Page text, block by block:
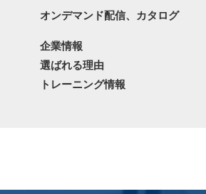
オンデマンド配信、カタログ
企業情報
選ばれる理由
トレーニング情報